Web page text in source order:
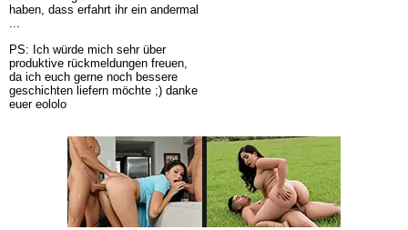
haben, dass erfahrt ihr ein andermal
...
PS: Ich würde mich sehr über
produktive rückmeldungen freuen,
da ich euch gerne noch bessere
geschichten liefern möchte ;) danke
euer eololo